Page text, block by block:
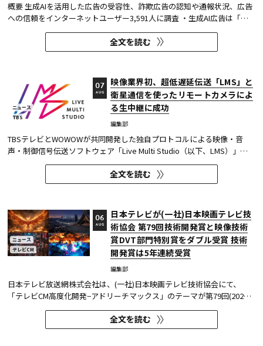
概要 生成AIを活用した広告の受容性、詐欺広告の認知や通報状況、広告
への信頼をインターネットユーザー3,591人に調査 ・生成AI広告は「条
件が整えば活用してよい」が52.0%。AI活用の明示や権利処理など、透
明性への配慮が受容の前提になる。 ・詐欺広告は各タイプとも70％の認
知があり、過去1年以内の接触経験は10～20％台。一方、通報経...
全文を読む
ニュース
TBS
映像業界初、超低遅延伝送「LMS」と
衛星通信を使ったリモートカメラによ
る生中継に成功
編集部
07
AUG
TBSテレビとWOWOWが共同開発した独自プロトコルによる映像・音
声・制御信号伝送ソフトウェア「Live Multi Studio（以下、LMS）」
が、JCOM株式会社（以下、J:COM）の生中継の特別番組に採用され
た。2026年6月16日にJ:COMが放送した『北海道神宮例祭 神輿渡御』に
おいて、J:COMチャンネル（※1）、地域情報アプリ「ど・ろーかる」
全文を読む
ニュース
テレビCM
日本テレビが(一社)日本映画テレビ技
術協会 第79回技術開発賞と映像技術
賞DVT部門特別賞をダブル受賞 技術
開発賞は5年連続受賞
編集部
06
AUG
日本テレビ放送網株式会社は、(一社)日本映画テレビ技術協会にて、
「テレビCM高度化開発−アドリーチマックス」のテーマが第79回(2025
年度)技術開発賞を、「TOKYO巫女忍者」が映像技術賞 DVT(デジタルビ
ジュアル技術)部門 特別賞を受賞したことを発表した。技術開発賞部門
では、昨年に続き5年連続の受賞となる。 この賞は毎年、放送に関連
全文を読む